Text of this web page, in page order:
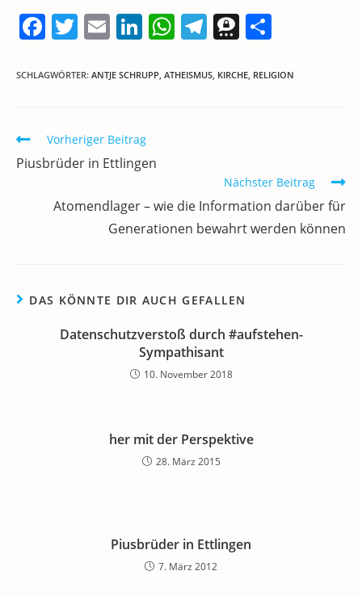
F
c
b
o
k
T
itt
E
ai
Li
k
dI
n
W
at
T
e
T
re le
SCHLAGWÖRTER: ANTJE SCHRUPP, ATHEISMUS, KIRCHE, RELIGION
Weitere
Artikel
ansehen
Vorheriger Beitrag
Piusbrüder in Ettlingen
Nächster Beitrag
Atomendlager – wie die Information darüber für
Generationen bewahrt werden können
DAS KÖNNTE DIR AUCH GEFALLEN
Datenschutzverstoß durch #aufstehen-
Sympathisant
10. November 2018
her mit der Perspektive
28. März 2015
Piusbrüder in Ettlingen
7. März 2012